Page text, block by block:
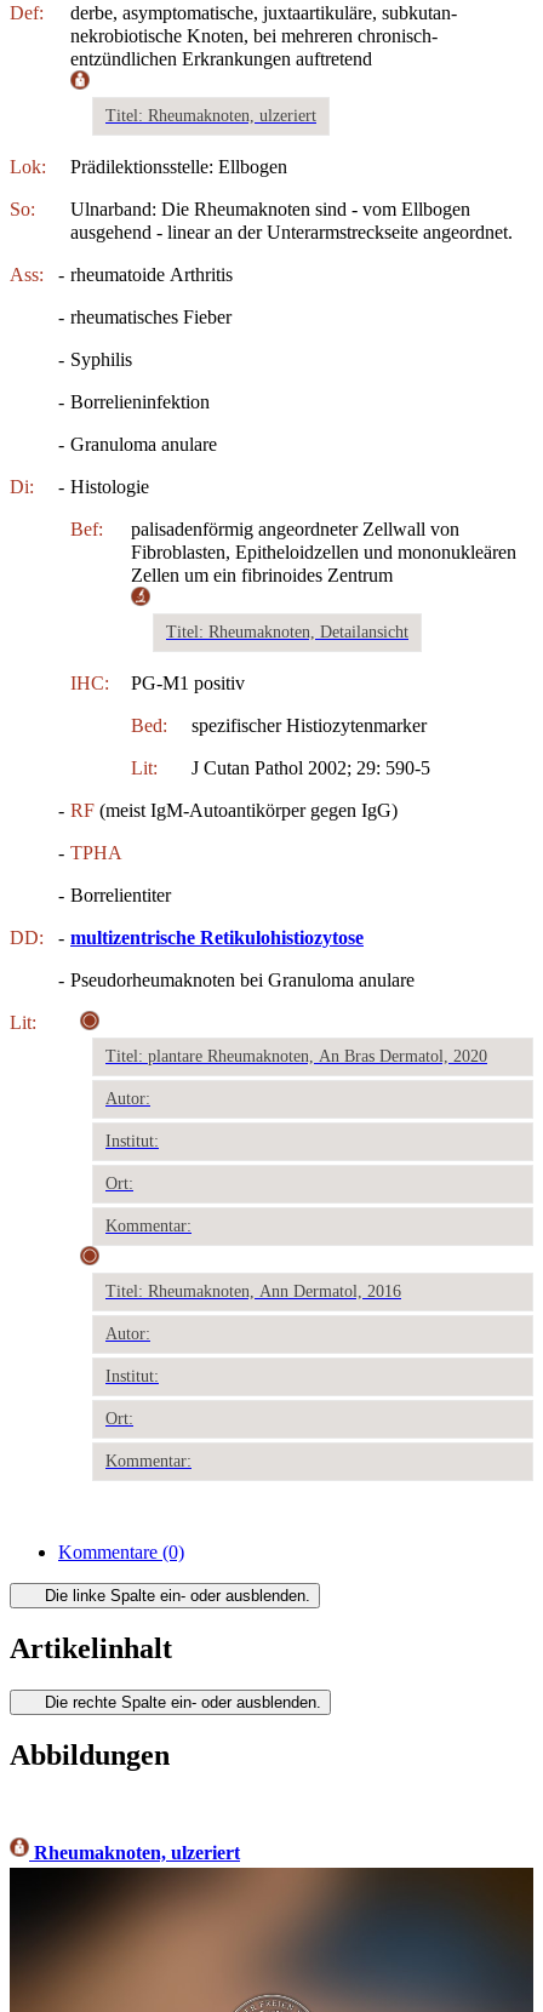
Def:
derbe, asymptomatische, juxtaartikuläre, subkutan-
nekrobiotische Knoten, bei mehreren chronisch-
entzündlichen Erkrankungen auftretend
Titel: Rheumaknoten, ulzeriert
Lok: Prädilektionsstelle: Ellbogen
So:
Ulnarband: Die Rheumaknoten sind - vom Ellbogen
ausgehend - linear an der Unterarmstreckseite angeordnet.
Ass: - rheumatoide Arthritis
- rheumatisches Fieber
- Syphilis
- Borrelieninfektion
- Granuloma anulare
Di: - Histologie
Bef:
palisadenförmig angeordneter Zellwall von
Fibroblasten, Epitheloidzellen und mononukleären
Zellen um ein fibrinoides Zentrum
Titel: Rheumaknoten, Detailansicht
IHC: PG-M1 positiv
Bed: spezifischer Histiozytenmarker
Lit: J Cutan Pathol 2002; 29: 590-5
- RF (meist IgM-Autoantikörper gegen IgG)
- TPHA
- Borrelientiter
DD: - multizentrische Retikulohistiozytose
- Pseudorheumaknoten bei Granuloma anulare
Lit:
Titel: plantare Rheumaknoten, An Bras Dermatol, 2020
Autor:
Institut:
Ort:
Kommentar:
Titel: Rheumaknoten, Ann Dermatol, 2016
Autor:
Institut:
Ort:
Kommentar:
Kommentare (0)
Die linke Spalte ein- oder ausblenden.
Artikelinhalt
Die rechte Spalte ein- oder ausblenden.
Abbildungen
Rheumaknoten, ulzeriert